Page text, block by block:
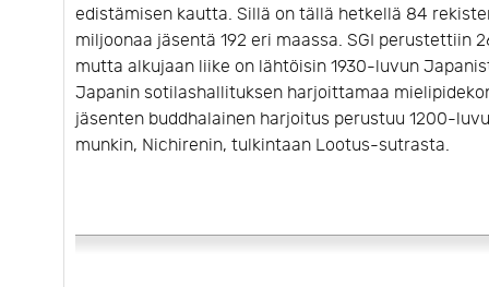
edistämisen kautta. Sillä on tällä hetkellä 84
miljoonaa jäsentä 192 eri maassa. SGI perustettiin
mutta alkujaan liike on lähtöisin 1930-luvun
Japanin sotilashallituksen harjoittamaa
jäsenten buddhalainen harjoitus perustuu 1200-
munkin, Nichirenin, tulkintaan Lootus-sutrasta.